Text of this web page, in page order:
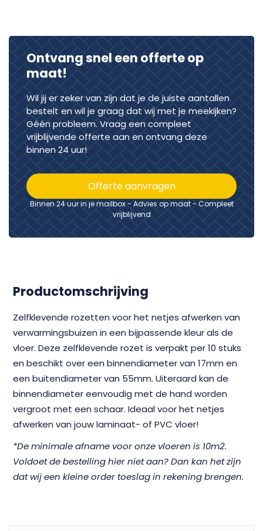
Ontvang snel een offerte op
maat!
Wil jij er zeker van zijn dat je de juiste aantallen
bestelt en wil je graag dat wij met je meekijken?
Géén probleem. Vraag een compleet
vrijblijvende offerte aan en ontvang deze
binnen 24 uur!
Offerte aanvragen
Binnen 24 uur in je mailbox - Advies op maat - Compleet
vrijblijvend
Productomschrijving
Zelfklevende rozetten voor het netjes afwerken van
verwarmingsbuizen in een bijpassende kleur als de
vloer. Deze zelfklevende rozet is verpakt per 10 stuks
en beschikt over een binnendiameter van 17mm en
een buitendiameter van 55mm. Uiteraard kan de
binnendiameter eenvoudig met de hand worden
vergroot met een schaar. Ideaal voor het netjes
afwerken van jouw laminaat- of PVC vloer!
*De minimale afname voor onze vloeren is 10m2.
Voldoet de bestelling hier niet aan? Dan kan het zijn
dat wij een kleine order toeslag in rekening brengen.